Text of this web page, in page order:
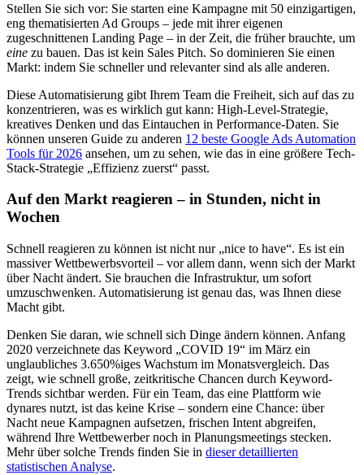
Stellen Sie sich vor: Sie starten eine Kampagne mit 50 einzigartigen,
eng thematisierten Ad Groups – jede mit ihrer eigenen
zugeschnittenen Landing Page – in der Zeit, die früher brauchte, um
eine zu bauen. Das ist kein Sales Pitch. So dominieren Sie einen
Markt: indem Sie schneller und relevanter sind als alle anderen.
Diese Automatisierung gibt Ihrem Team die Freiheit, sich auf das zu
konzentrieren, was es wirklich gut kann: High-Level-Strategie,
kreatives Denken und das Eintauchen in Performance-Daten. Sie
können unseren Guide zu anderen 12 beste Google Ads Automation
Tools für 2026 ansehen, um zu sehen, wie das in eine größere Tech-
Stack-Strategie „Effizienz zuerst“ passt.
Auf den Markt reagieren – in Stunden, nicht in
Wochen
Schnell reagieren zu können ist nicht nur „nice to have“. Es ist ein
massiver Wettbewerbsvorteil – vor allem dann, wenn sich der Markt
über Nacht ändert. Sie brauchen die Infrastruktur, um sofort
umzuschwenken. Automatisierung ist genau das, was Ihnen diese
Macht gibt.
Denken Sie daran, wie schnell sich Dinge ändern können. Anfang
2020 verzeichnete das Keyword „COVID 19“ im März ein
unglaubliches 3.650%iges Wachstum im Monatsvergleich. Das
zeigt, wie schnell große, zeitkritische Chancen durch Keyword-
Trends sichtbar werden. Für ein Team, das eine Plattform wie
dynares nutzt, ist das keine Krise – sondern eine Chance: über
Nacht neue Kampagnen aufsetzen, frischen Intent abgreifen,
während Ihre Wettbewerber noch in Planungsmeetings stecken.
Mehr über solche Trends finden Sie in dieser detaillierten
statistischen Analyse.